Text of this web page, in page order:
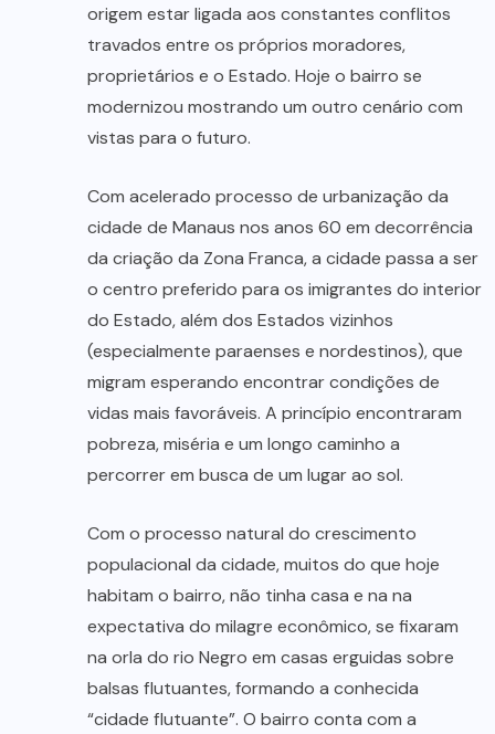
origem estar ligada aos constantes conflitos
travados entre os próprios moradores,
proprietários e o Estado. Hoje o bairro se
modernizou mostrando um outro cenário com
vistas para o futuro.
Com acelerado processo de urbanização da
cidade de Manaus nos anos 60 em decorrência
da criação da Zona Franca, a cidade passa a ser
o centro preferido para os imigrantes do interior
do Estado, além dos Estados vizinhos
(especialmente paraenses e nordestinos), que
migram esperando encontrar condições de
vidas mais favoráveis. A princípio encontraram
pobreza, miséria e um longo caminho a
percorrer em busca de um lugar ao sol.
Com o processo natural do crescimento
populacional da cidade, muitos do que hoje
habitam o bairro, não tinha casa e na na
expectativa do milagre econômico, se fixaram
na orla do rio Negro em casas erguidas sobre
balsas flutuantes, formando a conhecida
“cidade flutuante”. O bairro conta com a